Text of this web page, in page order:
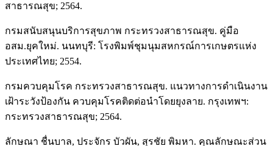
สาธารณสุข; 2564.
กรมสนับสนุนบริการสุขภาพ กระทรวงสาธารณสุข. คู่มือ
อสม.ยุคใหม่. นนทบุรี: โรงพิมพ์ชุมนุมสหกรณ์การเกษตรแห่ง
ประเทศไทย; 2554.
กรมควบคุมโรค กระทรวงสาธารณสุข. แนวทางการดำเนินงาน
เฝ้าระวังป้องกัน ควบคุมโรคติดต่อนำโดยยุงลาย. กรุงเทพฯ:
กระทรวงสาธารณสุข; 2564.
ลักษณา ชื่นบาล, ประจักร บัวผัน, สุรชัย พิมหา. คุณลักษณะส่วน